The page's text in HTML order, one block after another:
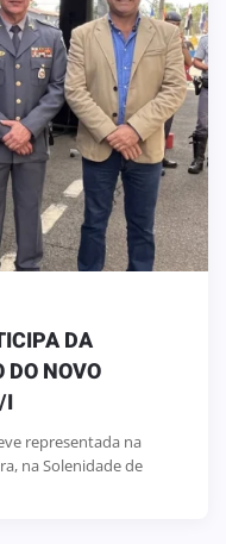
DA
DO NOVO
I
representada na
na Solenidade de